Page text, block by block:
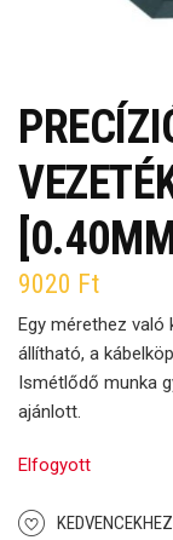
9020 Ft
Egy mérethez
állítható, a
Ismétlődő munka
ajánlott.
Elfogyott
KEDVENCEKHEZ